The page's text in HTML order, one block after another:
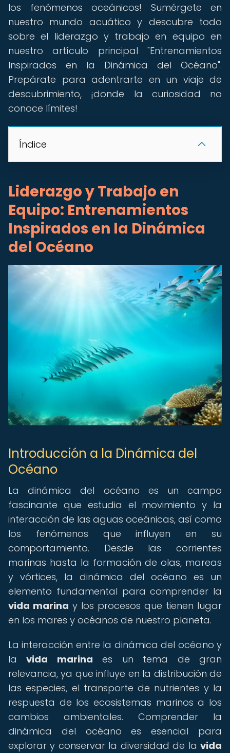
los fenómenos oceánicos! Sumérgete en
nuestro mundo acuático y descubre todo
sobre el liderazgo y trabajo en equipo en
nuestro artículo principal "Entrenamientos
Inspirados en la Dinámica del Océano".
Prepárate para adentrarte en un viaje de
descubrimiento, ¡donde la curiosidad no
conoce límites!
Índice
Liderazgo y Trabajo en
Equipo: Entrenamientos
Inspirados en la Dinámica
del Océano
Introducción a la Dinámica del
Océano
La dinámica del océano es un campo
fascinante que estudia el movimiento y la
interacción de las aguas oceánicas, así como
los fenómenos que influyen en su
comportamiento. Desde las corrientes
marinas hasta la formación de olas, mareas
y vórtices, la dinámica del océano es un
elemento fundamental para comprender la
vida marina y los procesos que tienen lugar
en los mares y océanos de nuestro planeta.
La interacción entre la dinámica del océano y
lavida marina es un tema de gran
relevancia, ya que influye en la distribución de
las especies, el transporte de nutrientes y la
respuesta de los ecosistemas marinos a los
cambios ambientales. Comprender la
dinámica del océano es esencial para
explorar y conservar la diversidad de la vida